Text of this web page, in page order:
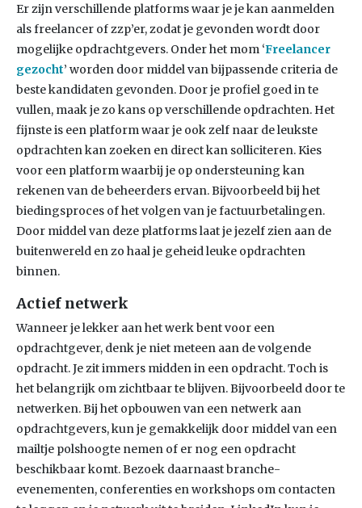
Er zijn verschillende platforms waar je je kan aanmelden
als freelancer of zzp’er, zodat je gevonden wordt door
mogelijke opdrachtgevers. Onder het mom ‘Freelancer
gezocht’ worden door middel van bijpassende criteria de
beste kandidaten gevonden. Door je profiel goed in te
vullen, maak je zo kans op verschillende opdrachten. Het
fijnste is een platform waar je ook zelf naar de leukste
opdrachten kan zoeken en direct kan solliciteren. Kies
voor een platform waarbij je op ondersteuning kan
rekenen van de beheerders ervan. Bijvoorbeeld bij het
biedingsproces of het volgen van je factuurbetalingen.
Door middel van deze platforms laat je jezelf zien aan de
buitenwereld en zo haal je geheid leuke opdrachten
binnen.
Actief netwerk
Wanneer je lekker aan het werk bent voor een
opdrachtgever, denk je niet meteen aan de volgende
opdracht. Je zit immers midden in een opdracht. Toch is
het belangrijk om zichtbaar te blijven. Bijvoorbeeld door te
netwerken. Bij het opbouwen van een netwerk aan
opdrachtgevers, kun je gemakkelijk door middel van een
mailtje polshoogte nemen of er nog een opdracht
beschikbaar komt. Bezoek daarnaast branche-
evenementen, conferenties en workshops om contacten